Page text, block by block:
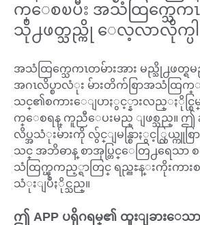
က္ေစၿပီး အသံထြက္သေက
သို႕ဖတ္သည္ကို ေလ့လာလိုက္ပါ
အသံထြက္သေကၤတမ်ားအား မည္သို႕ဖတ္
အဂၤလိပ္စာလံုး မ်ားတိက်စြာအသံထ
သင္၏စကားေျပာႏွင့္နားလည္ႏိုင္စြ
က္ေစရန္ ကူညီေပးမည္ ျဖစ္သည္။ ဤ
လိပ္အသံုးမ်ားကို လွ်င္ျမန္စြာႏွင့္လြယ္ကူစ
သင္ အဘိဓာန္ စာအုပ္တြင္ေတြ႕ရေသာ
သံထြက္ၾကည့္ရာတြင္ ရည္ညႊန္းကိုးကား
သံုးျပဳႏိုင္သည္။
ဤ APP ပရိုဂရမ္၏ ထူးျခားေသ